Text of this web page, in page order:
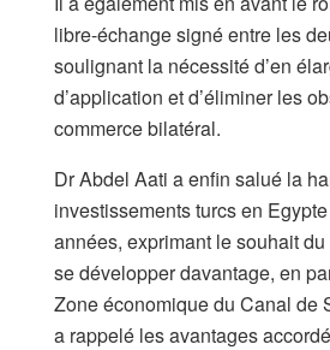
libre-échange signé entre les
soulignant la nécessité d’en
d’application et d’éliminer les
commerce bilatéral.
Dr Abdel Aati a enfin salué la
investissements turcs en
années, exprimant le souhait
se développer davantage, en
Zone économique du Canal de
a rappelé les avantages